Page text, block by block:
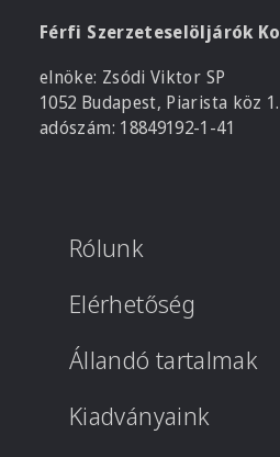
Férfi Szerzeteselöljárók
elnöke: Zsódi Viktor SP
1052 Budapest, Piarista köz 1.
adószám: 18849192-1-41
Rólunk
Elérhetőség
Állandó tartalmak
Kiadványaink